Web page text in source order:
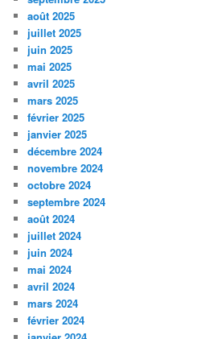
août 2025
juillet 2025
juin 2025
mai 2025
avril 2025
mars 2025
février 2025
janvier 2025
décembre 2024
novembre 2024
octobre 2024
septembre 2024
août 2024
juillet 2024
juin 2024
mai 2024
avril 2024
mars 2024
février 2024